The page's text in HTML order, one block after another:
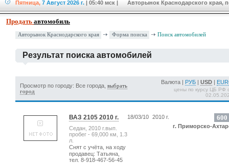
Пятница, 7 Август 2026 г. | 05:40 мск | Авторынок Краснодарского края,
Продать автомобиль
Авторынок Краснодарского края Форма поиска Поиск автомобилей
Результат поиска автомобилей
Просмотр по городу: Все города,выбрать
город
Валюта | РУБ |USD |
цены по курсу ЦБ РФ
ВАЗ 2105 2010 г.
Седан, 2010 г.вып.
пробег - 69,000 км, 1.3
л.
Снят с учёта, на ходу
продавец: Татьяна,
тел. 8-918-467-56-45
18/03/10 2010 г. 600
г. Приморско-